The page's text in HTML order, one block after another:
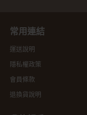
常用連結
運送說明
隱私權政策
會員條款
退換貨說明